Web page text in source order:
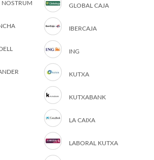
NOSTRUM GLOBAL CAJA
IBERCAJA
ING
KUTXA
KUTXABANK
LA CAIXA
LABORAL KUTXA